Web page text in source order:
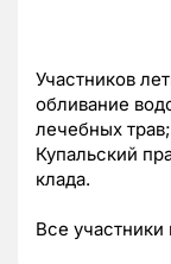
Участников
обливание
лечебных
Купальский
клада.
Все